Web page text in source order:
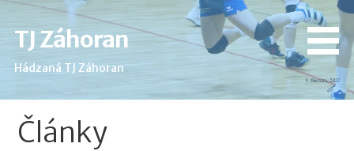
Skip
content
TJ Záhoran
Hádzaná TJ Záhoran
Články